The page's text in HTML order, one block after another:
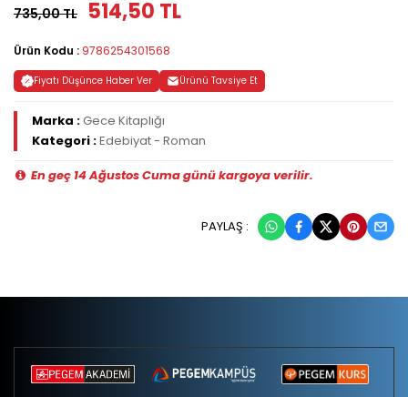
735,00 TL
514,50 TL
Ürün Kodu : 9786254301568
Fiyatı Düşünce Haber Ver Ürünü Tavsiye Et
Marka :Gece Kitaplığı
Kategori :Edebiyat - Roman
En geç 14 Ağustos Cuma günü kargoya verilir.
PAYLAŞ :